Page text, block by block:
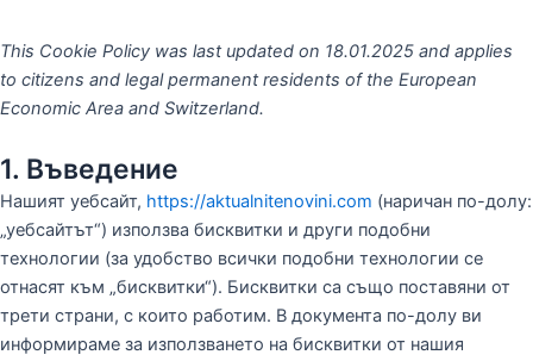
This Cookie Policy was last updated on 18.01.2025 and applies
to citizens and legal permanent residents of the European
Economic Area and Switzerland.
1. Въведение
Нашият уебсайт, https://aktualnitenovini.com (наричан по-долу:
„уебсайтът“) използва бисквитки и други подобни
технологии (за удобство всички подобни технологии се
отнасят към „бисквитки“). Бисквитки са също поставяни от
трети страни, с които работим. В документа по-долу ви
информираме за използването на бисквитки от нашия